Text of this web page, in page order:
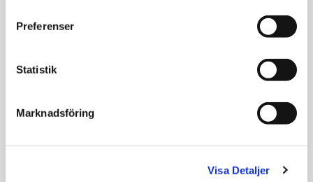
Preferenser
Statistik
Marknadsföring
Visa Detaljer
Bread Mix Omega
små till medelstora